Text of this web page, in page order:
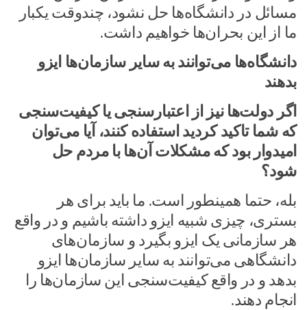
مسائل در دانشگاه‌ها حل نشود، چندوقت یکبار
ما از این بحران‌ها خواهیم داشت.
دانشگاه‌ها می‌توانند به سایر سازمان‌ها ایزو
بدهند
اگر دولت‌ها نیز از اعتبارسنجی یا کیفیت‌سنجی
که شما تاکید کردید استفاده کنند، آیا می‌توان
امیدوار بود که مشکلات آن‌ها با مردم حل
شود؟
بله، حتما همینطور است. ما باید برای هر
بستری، چیزی شبیه ایزو داشته باشیم و در واقع
هر سازمانی یک ایزو بگیرد و سازمان‌های
دانشگاهی می‌توانند به سایر سازمان‌ها ایزو
بدهد و در واقع کیفیت‌سنجی این سازمان‌ها را
انجام دهند.